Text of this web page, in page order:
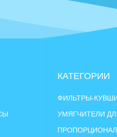
КАТЕГОРИИ
ФИЛЬТРЫ-
УМЯГЧИТЕЛИ